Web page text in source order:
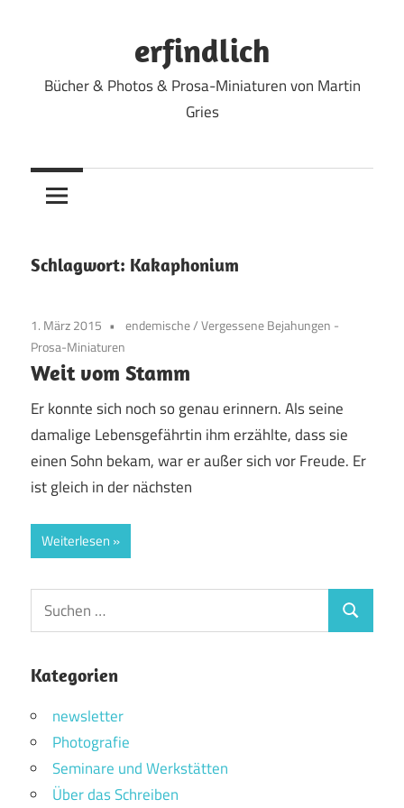
erfindlich
Bücher & Photos & Prosa-Miniaturen von Martin
Gries
Schlagwort: Kakaphonium
1. März 2015 endemische/Vergessene Bejahungen -
Prosa-Miniaturen
Weit vom Stamm
Er konnte sich noch so genau erinnern. Als seine
damalige Lebensgefährtin ihm erzählte, dass sie
einen Sohn bekam, war er außer sich vor Freude. Er
ist gleich in der nächsten
Weiterlesen
Suchen
nach:
Suchen
Kategorien
newsletter
Photografie
Seminare und Werkstätten
Über das Schreiben